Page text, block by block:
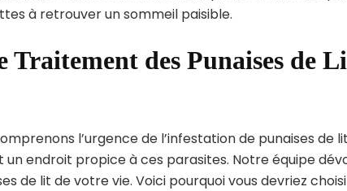
à retrouver un sommeil paisible.
Traitement des Punaises de
l’urgence de l’infestation de punaises de
endroit propice à ces parasites. Notre équipe
de lit de votre vie. Voici pourquoi vous devriez